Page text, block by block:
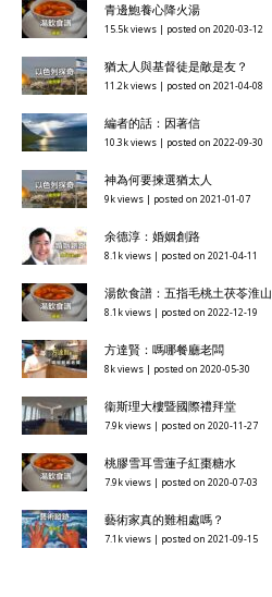
青邊鮑養心降火湯
15.5k views | posted on 2020-03-12
猶太人與基督徒是敵是友？
11.2k views | posted on 2021-04-08
編者的話：因著信
10.3k views | posted on 2022-09-30
神為何要揀選猶太人
9k views | posted on 2021-01-07
余德淳：婚姻創路
8.1k views | posted on 2021-04-11
湯飲食譜：五指毛桃土茯苓淮山
8.1k views | posted on 2022-12-19
方達賢：嗎哪餐廳老闆
8k views | posted on 2020-05-30
衞斯理大樓暨國際禮拜堂
7.9k views | posted on 2020-11-27
桃膠雪耳雪蓮子紅棗糖水
7.9k views | posted on 2020-07-03
藝術家真的難相處嗎？
7.1k views | posted on 2021-09-15